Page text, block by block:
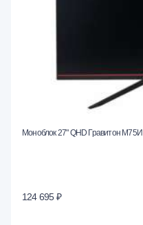
Моноблок 27" QHD Гравитон М75И
124 695 ₽